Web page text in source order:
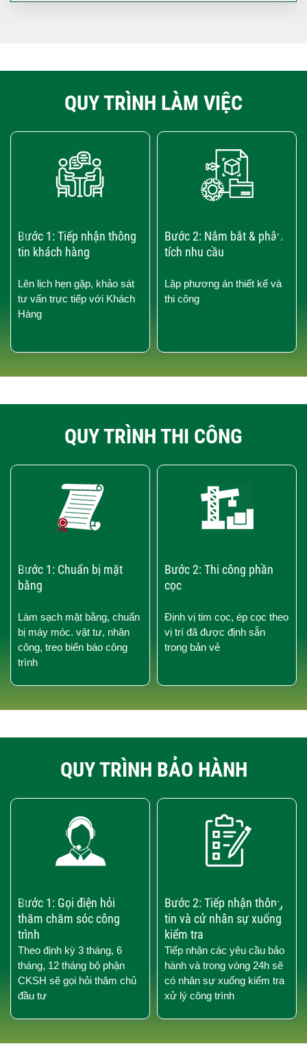
QUY TRÌNH LÀM VIỆC
Bước 1: Tiếp nhận thông
tin khách hàng
Lên lịch hẹn gặp, khảo sát
tư vấn trực tiếp với Khách
Hàng
Bước 2: Nắm bắt & phân
tích nhu cầu
Lập phương án thiết kế và
thi công
›
‹
QUY TRÌNH THI CÔNG
Bước 1: Chuẩn bị mặt
bằng
Làm sạch mặt bằng, chuẩn
bị máy móc. vật tư, nhân
công, treo biển báo công
trình
Bước 2: Thi công phần
cọc
Định vị tim cọc, ép cọc theo
vị trí đã được định sẵn
trong bản vẻ
›
‹
QUY TRÌNH BẢO HÀNH
Bước 1: Gọi điện hỏi
thăm chăm sóc công
trình
Theo định kỳ 3 tháng, 6
tháng, 12 tháng bộ phận
CKSH sẽ gọi hỏi thăm chủ
đầu tư
Bước 2: Tiếp nhận thông
tin và cử nhân sự xuống
kiểm tra
Tiếp nhận các yêu cầu bảo
hành và trong vòng 24h sẽ
có nhân sự xuống kiểm tra
xử lý công trình
›
‹